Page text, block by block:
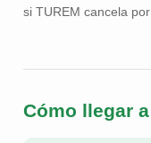
si TUREM cancela
Cómo llegar